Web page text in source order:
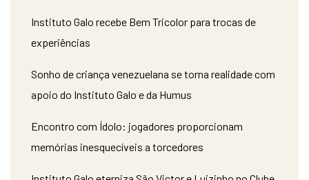
Instituto Galo recebe Bem Tricolor para trocas de
experiências
Sonho de criança venezuelana se torna realidade com
apoio do Instituto Galo e da Humus
Encontro com Ídolo: jogadores proporcionam
memórias inesquecíveis a torcedores